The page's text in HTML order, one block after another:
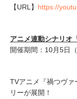
【URL】 https://
アニメ連動シナリオ
開催期間：10月5日
TVアニメ『禍つヴァ
リーが展開！